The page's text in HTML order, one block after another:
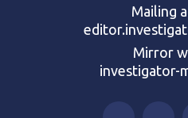
Mailing
Mirror
investigator-